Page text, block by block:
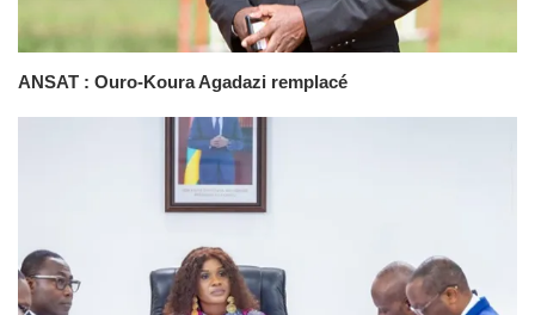
ANSAT : Ouro-Koura Agadazi remplacé